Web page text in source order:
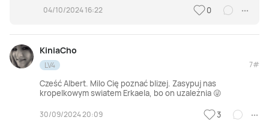
04/10/2024 16:22 0
KiniaCho
LV4 7#
Cześć Albert. Milo Cię poznać blizej. Zasypuj nas
kropelkowym swiatem Erkaela, bo on uzależnia 😜
30/09/2024 20:09 3